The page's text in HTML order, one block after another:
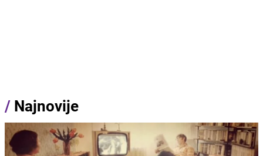
/ Najnovije